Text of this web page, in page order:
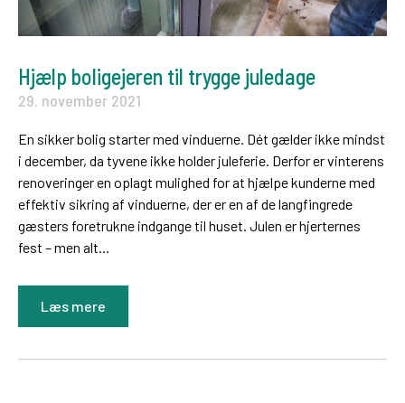
Hjælp boligejeren til trygge juledage
29. november 2021
En sikker bolig starter med vinduerne. Dét gælder ikke mindst
i december, da tyvene ikke holder juleferie. Derfor er vinterens
renoveringer en oplagt mulighed for at hjælpe kunderne med
effektiv sikring af vinduerne, der er en af de langfingrede
gæsters foretrukne indgange til huset. Julen er hjerternes
fest – men alt...
Læs mere